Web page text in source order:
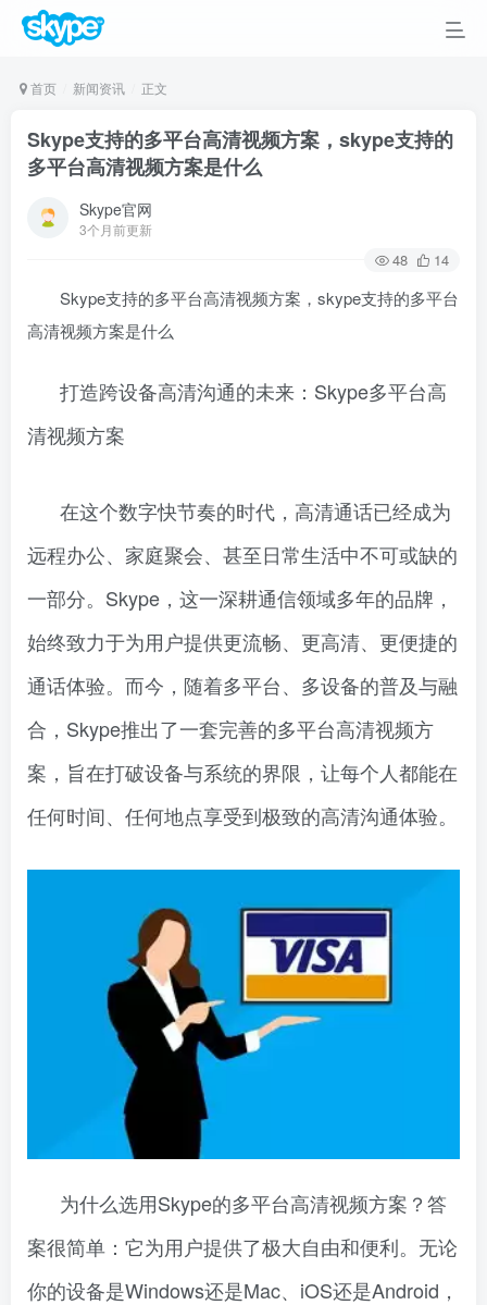
首页 新闻资讯 正文
Skype支持的多平台高清视频方案，skype支持的
多平台高清视频方案是什么
Skype官网
3个月前更新
48 14
Skype支持的多平台高清视频方案，skype支持的多平台
高清视频方案是什么
打造跨设备高清沟通的未来：Skype多平台高
清视频方案
在这个数字快节奏的时代，高清通话已经成为
远程办公、家庭聚会、甚至日常生活中不可或缺的
一部分。Skype，这一深耕通信领域多年的品牌，
始终致力于为用户提供更流畅、更高清、更便捷的
通话体验。而今，随着多平台、多设备的普及与融
合，Skype推出了一套完善的多平台高清视频方
案，旨在打破设备与系统的界限，让每个人都能在
任何时间、任何地点享受到极致的高清沟通体验。
为什么选用Skype的多平台高清视频方案？答
案很简单：它为用户提供了极大自由和便利。无论
你的设备是Windows还是Mac、iOS还是Android，